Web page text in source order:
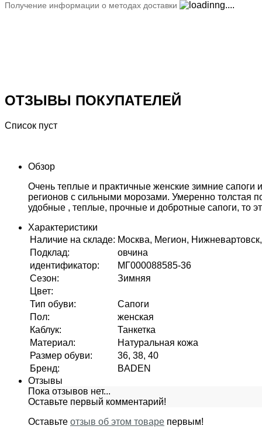
Получение информации о методах доставки
ОТЗЫВЫ ПОКУПАТЕЛЕЙ
Список пуст
Обзор
Очень теплые и практичные женские зимние сапоги
регионов с сильными морозами. Умеренно толстая
удобные , теплые, прочные и добротные сапоги, то
Характеристики
Наличие на складе: Москва, Мегион,
Подклад:
овчина
идентификатор:
МГ000088585-36
Сезон:
Зимняя
Цвет:
Тип обуви:
Сапоги
Пол:
женская
Каблук:
Танкетка
Материал:
Натуральная кожа
Размер обуви:
36, 38, 40
Бренд:
BADEN
Отзывы
Пока отзывов нет...
Оставьте первый комментарий!
Оставьте отзыв об этом товаре первым!